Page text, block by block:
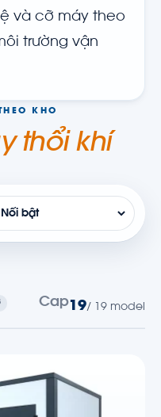
và cỡ máy theo
trường vận
KHO
thổi khí
Caprari 1
19/ 19 model